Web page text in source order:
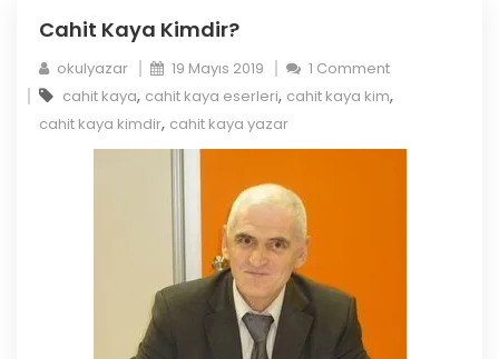
Cahit Kaya Kimdir?
okulyazar 19 Mayıs 2019
1 Comment
cahit kaya, cahit kaya eserleri, cahit kaya kim,
cahit kaya kimdir, cahit kaya yazar